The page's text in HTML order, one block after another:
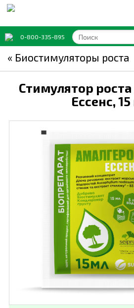
0-800-335-895
« Биостимуляторы роста
Стимулятор
Ессенс,